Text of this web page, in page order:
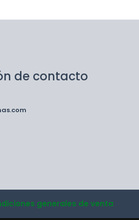
de contacto
generales de venta